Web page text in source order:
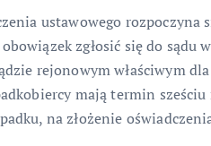
ustawowego rozpoczyna
zgłosić się do sądu
rejonowym właściwym
mają termin
na złożenie